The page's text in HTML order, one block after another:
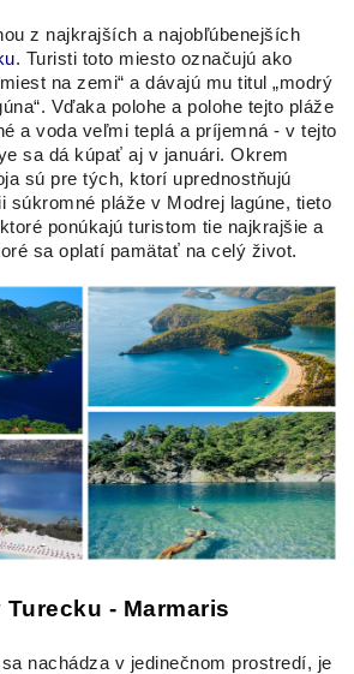
z najkrajších a najobľúbenejších
. Turisti toto miesto označujú ako
na zemi“ a dávajú mu titul „modrý
Vďaka polohe a polohe tejto pláže
a voda veľmi teplá a príjemná - v tejto
sa dá kúpať aj v januári. Okrem
sú pre tých, ktorí uprednostňujú
súkromné ​​pláže v Modrej lagúne, tieto
ponúkajú turistom tie najkrajšie a
sa oplatí pamätať na celý život.
- Marmaris
sa nachádza v jedinečnom prostredí, je